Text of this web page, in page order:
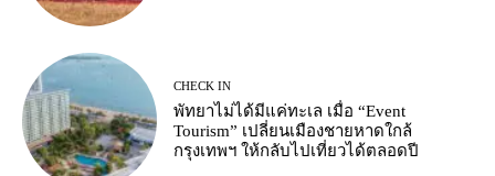
CHECK IN
พัทยาไม่ได้มีแค่ทะเล เมื่อ “Event
Tourism” เปลี่ยนเมืองชายหาดใกล้
กรุงเทพฯ ให้กลับไปเที่ยวได้ตลอดปี